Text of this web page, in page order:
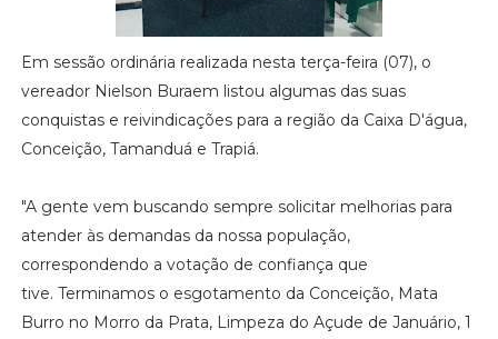
Em sessão ordinária realizada nesta terça-feira (07), o
vereador Nielson Buraem listou algumas das suas
conquistas e reivindicações para a região da Caixa D'água,
Conceição, Tamanduá e Trapiá.
"A gente vem buscando sempre solicitar melhorias para
atender às demandas da nossa população,
correspondendo a votação de confiança que
tive. Terminamos o esgotamento da Conceição, Mata
Burro no Morro da Prata, Limpeza do Açude de Januário, 1